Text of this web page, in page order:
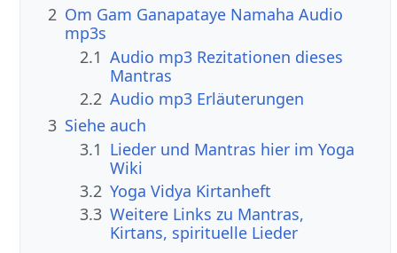
2 Om Gam Ganapataye Namaha Audio
mp3s
2.1 Audio mp3 Rezitationen dieses
Mantras
2.2 Audio mp3 Erläuterungen
3 Siehe auch
3.1 Lieder und Mantras hier im Yoga
Wiki
3.2 Yoga Vidya Kirtanheft
3.3 Weitere Links zu Mantras,
Kirtans, spirituelle Lieder